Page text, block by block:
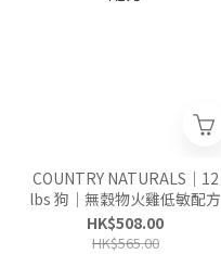
COUNTRY NATURALS｜12
lbs 狗｜無穀物火雞低敏配方
HK$508.00
HK$565.00